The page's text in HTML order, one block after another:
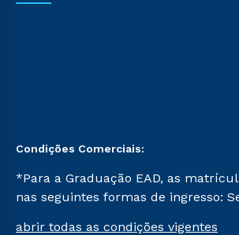
Condições Comerciais:
*Para a Graduação EAD, as
nas seguintes formas de ingresso:
abrir todas as condições vigentes